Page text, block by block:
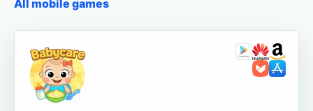
All mobile games